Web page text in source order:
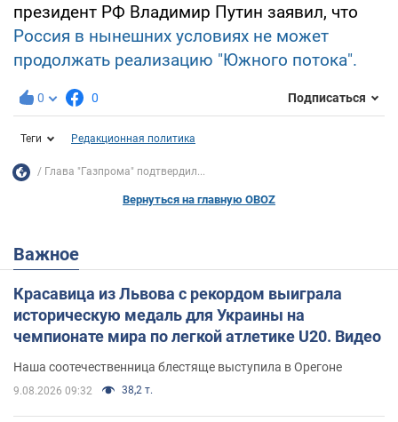
президент РФ Владимир Путин заявил, что
Россия в нынешних условиях не может
продолжать реализацию "Южного потока".
0 0 Подписаться
Теги Редакционная политика
Глава "Газпрома" подтвердил...
Вернуться на главную OBOZ
Важное
Красавица из Львова с рекордом выиграла
историческую медаль для Украины на
чемпионате мира по легкой атлетике U20. Видео
Наша соотечественница блестяще выступила в Орегоне
9.08.2026 09:32 38,2 т.